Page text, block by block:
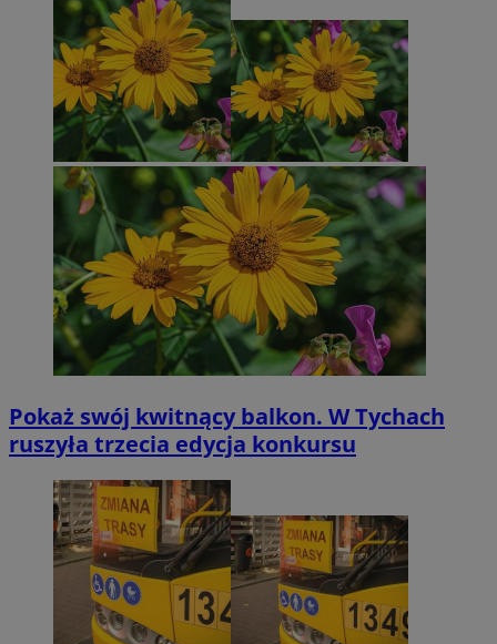
Pokaż swój kwitnący balkon. W Tychach
ruszyła trzecia edycja konkursu